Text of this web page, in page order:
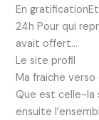
En
24h Pour qui
avait offert…
Le site profil
Ma fraiche
Que est celle-la
ensuite